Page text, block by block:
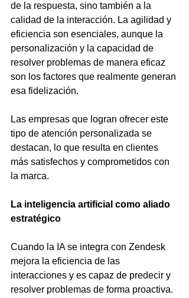
de la respuesta, sino también a la
calidad de la interacción. La agilidad y
eficiencia son esenciales, aunque la
personalización y la capacidad de
resolver problemas de manera eficaz
son los factores que realmente generan
esa fidelización.
Las empresas que logran ofrecer este
tipo de atención personalizada se
destacan, lo que resulta en clientes
más satisfechos y comprometidos con
la marca.
La inteligencia artificial como aliado
estratégico
Cuando la IA se integra con Zendesk
mejora la eficiencia de las
interacciones y es capaz de predecir y
resolver problemas de forma proactiva.